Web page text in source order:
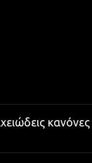
κανόνες